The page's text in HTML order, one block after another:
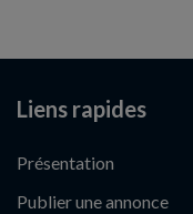
Liens rapides
Présentation
Publier une annonce